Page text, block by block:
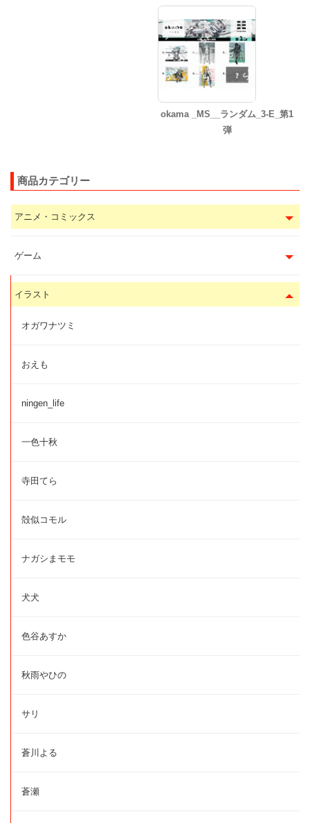
okama _MS__ランダム_3-E_第1
弾
商品カテゴリー
アニメ・コミックス
ゲーム
イラスト
オガワナツミ
おえも
ningen_life
一色十秋
寺田てら
殻似コモル
ナガシまモモ
犬犬
色谷あすか
秋雨やひの
サリ
蒼川よる
蒼瀬